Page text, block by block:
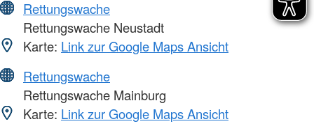
Rettungswache
Rettungswache Neustadt
Karte: Link zur Google Maps Ansicht
Rettungswache
Rettungswache Mainburg
Karte: Link zur Google Maps Ansicht